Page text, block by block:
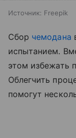
Источник: Freepik
Сбор чемодана
испытанием.
этом избежать
Облегчить
помогут